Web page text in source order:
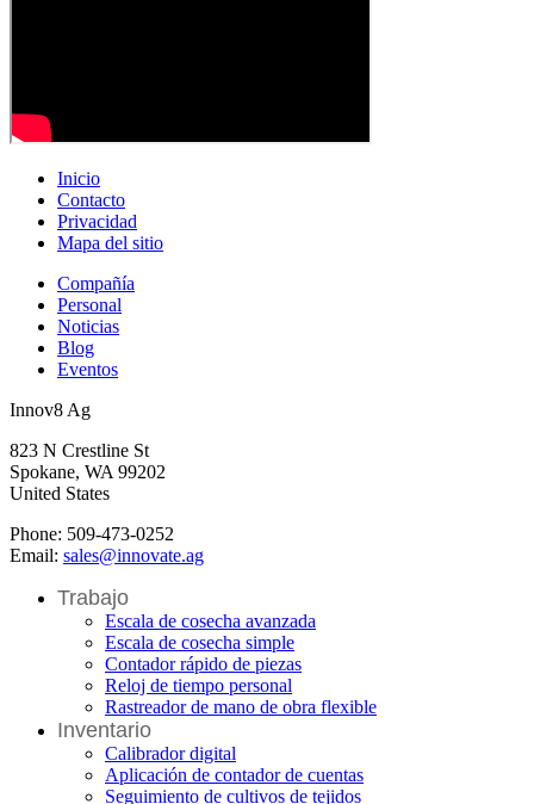
Inicio
Contacto
Privacidad
Mapa del sitio
Compañía
Personal
Noticias
Blog
Eventos
Innov8 Ag
823 N Crestline St
Spokane, WA 99202
United States
Phone: 509-473-0252
Email: sales@innovate.ag
Trabajo
Escala de cosecha avanzada
Escala de cosecha simple
Contador rápido de piezas
Reloj de tiempo personal
Rastreador de mano de obra flexible
Inventario
Calibrador digital
Aplicación de contador de cuentas
Seguimiento de cultivos de tejidos